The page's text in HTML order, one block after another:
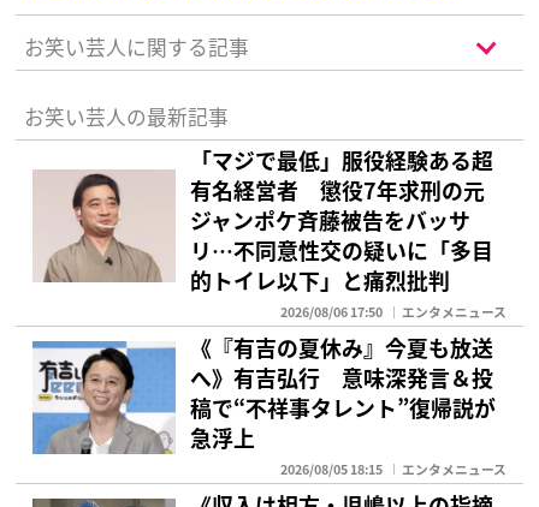
お笑い芸人に関する記事
お笑い芸人の最新記事
「マジで最低」服役経験ある超
有名経営者 懲役7年求刑の元
ジャンポケ斉藤被告をバッサ
リ…不同意性交の疑いに「多目
的トイレ以下」と痛烈批判
2026/08/06 17:50 エンタメニュース
《『有吉の夏休み』今夏も放送
へ》有吉弘行 意味深発言＆投
稿で“不祥事タレント”復帰説が
急浮上
2026/08/05 18:15 エンタメニュース